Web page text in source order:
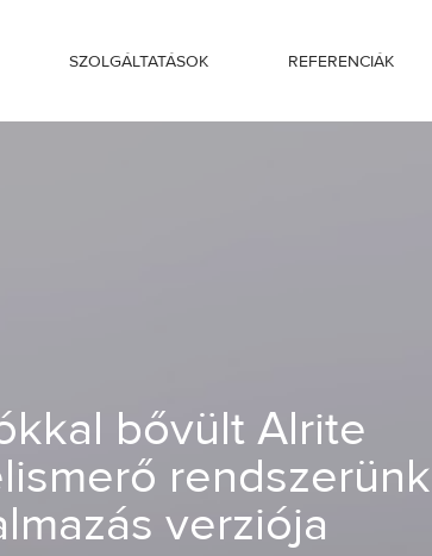
SZOLGÁLTATÁSOK REFERENCIÁK
rendszerünk
bővült Alrite
rendszerünk
verziója